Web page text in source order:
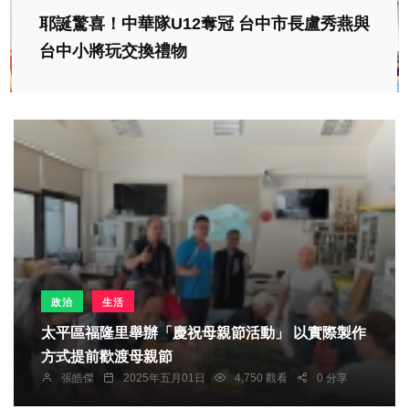
耶誕驚喜！中華隊U12奪冠 台中市長盧秀燕與
台中小將玩交換禮物
政治 生活
太平區福隆里舉辦「慶祝母親節活動」 以實際製作
方式提前歡渡母親節
張皓傑 2025年五月01日 4,750 觀看 0 分享